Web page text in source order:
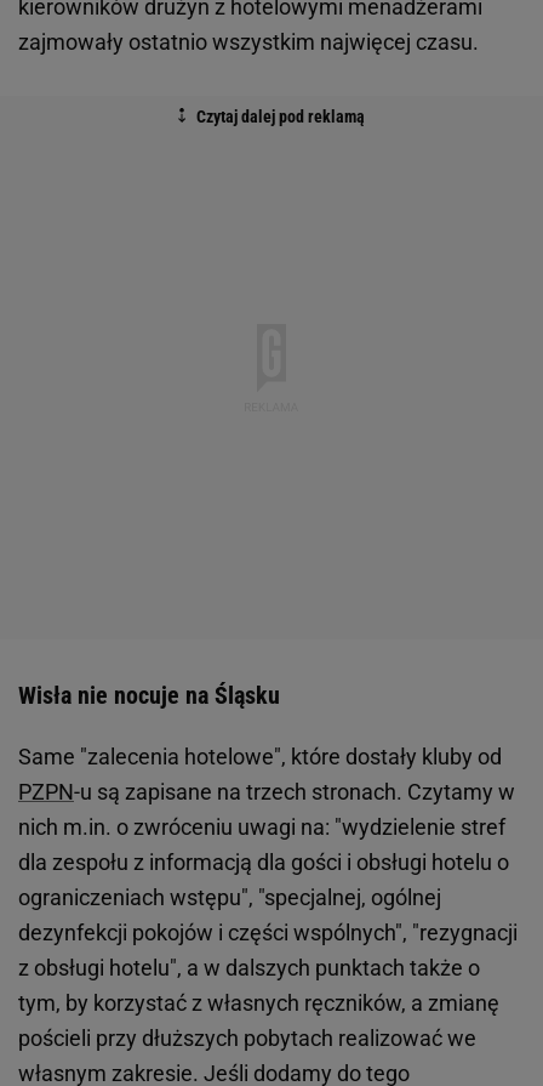
kierowników drużyn z hotelowymi menadżerami
zajmowały ostatnio wszystkim najwięcej czasu.
Wisła nie nocuje na Śląsku
Same "zalecenia hotelowe", które dostały kluby od
PZPN-u są zapisane na trzech stronach. Czytamy w
nich m.in. o zwróceniu uwagi na: "wydzielenie stref
dla zespołu z informacją dla gości i obsługi hotelu o
ograniczeniach wstępu", "specjalnej, ogólnej
dezynfekcji pokojów i części wspólnych", "rezygnacji
z obsługi hotelu", a w dalszych punktach także o
tym, by korzystać z własnych ręczników, a zmianę
pościeli przy dłuższych pobytach realizować we
własnym zakresie. Jeśli dodamy do tego